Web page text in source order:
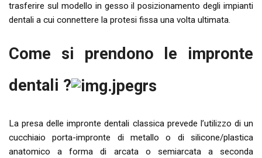
trasferire sul modello in gesso il posizionamento degli impianti
dentali a cui connettere la protesi fissa una volta ultimata.
Come si prendono le impronte
dentali ?
La presa delle impronte dentali classica prevede l’utilizzo di un
cucchiaio porta-impronte di metallo o di silicone/plastica
anatomico a forma di arcata o semiarcata a seconda